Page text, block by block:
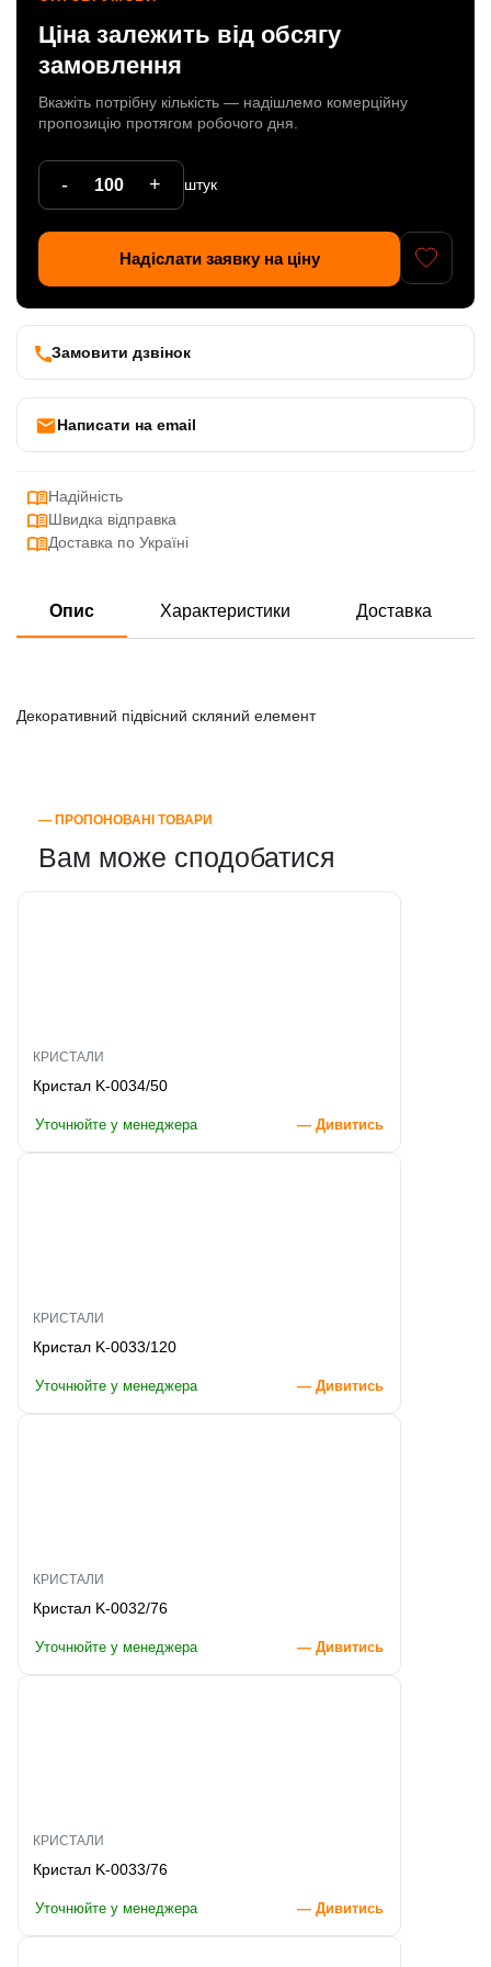
Ціна залежить від обсягу
замовлення
Вкажіть потрібну кількість — надішлемо комерційну
пропозицію протягом робочого дня.
- + штук
Надіслати заявку на ціну
Замовити дзвінок
Написати на email
Надійність
Швидка відправка
Доставка по Україні
Опис Характеристики Доставка
Декоративний підвісний скляний елемент
― ПРОПОНОВАНІ ТОВАРИ
Вам може сподобатися
КРИСТАЛИ
Кристал K-0034/50
Уточнюйте у менеджера — Дивитись
КРИСТАЛИ
Кристал K-0033/120
Уточнюйте у менеджера — Дивитись
КРИСТАЛИ
Кристал K-0032/76
Уточнюйте у менеджера — Дивитись
КРИСТАЛИ
Кристал K-0033/76
Уточнюйте у менеджера — Дивитись
Патрони
Кабельна продукція
Елементи кріплення
Продукція з пластика
Керамічні вироби